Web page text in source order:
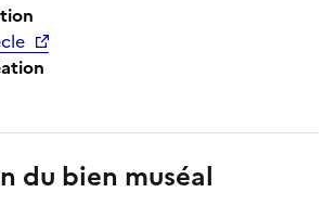
du bien muséal